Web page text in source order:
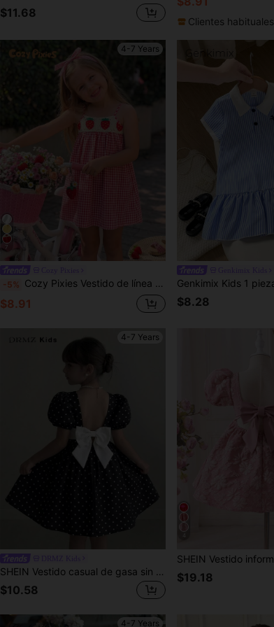
$11.68
Clientes habituales
4-7 Years
7
-5% Cozy Pixies Vestido de línea A sin mangas con ganchillo en la cintura con estampado de fresas, estilo campestre lindo, adecuado para salidas, picnics y vacaciones de primavera/verano de niñas pequeñas
$8.91 $8.28
4-7 Years
SHEIN Vestido casual de gasa sin mangas con estampado floral pequeño para niña
$10.58
$19.18
4-7 Years